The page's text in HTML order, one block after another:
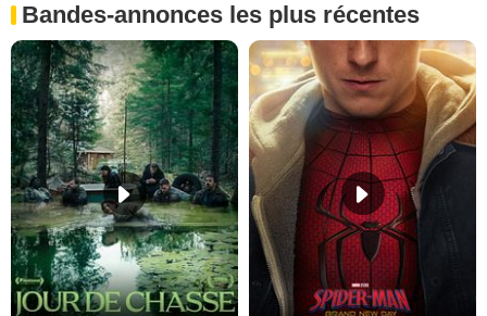
Bandes-annonces les plus récentes